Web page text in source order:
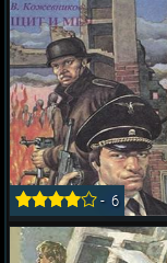
-6